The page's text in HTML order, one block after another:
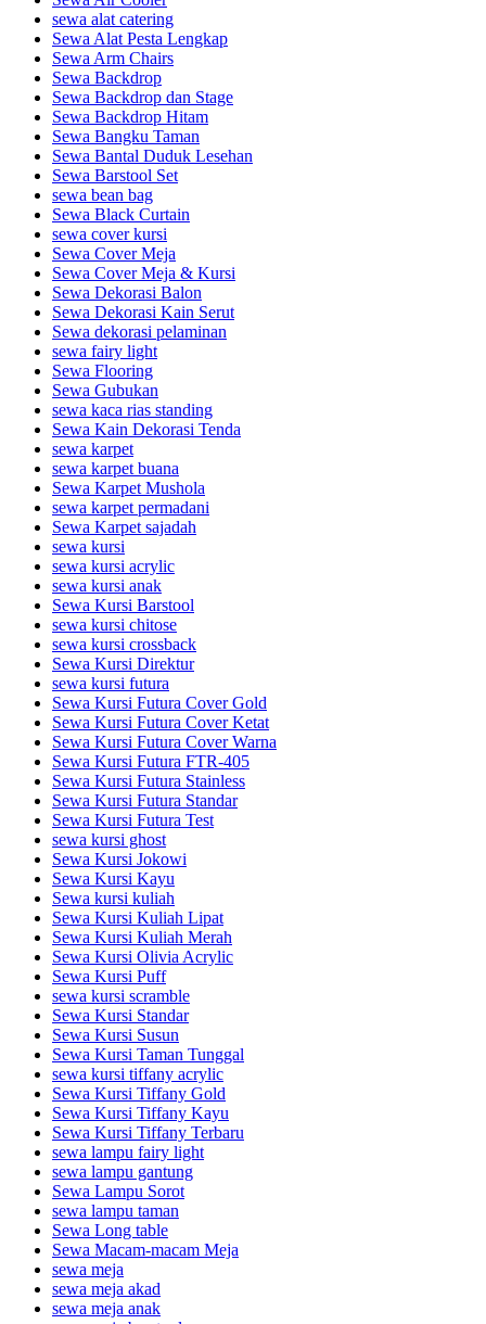
sewa alat catering
Sewa Alat Pesta Lengkap
Sewa Arm Chairs
Sewa Backdrop
Sewa Backdrop dan Stage
Sewa Backdrop Hitam
Sewa Bangku Taman
Sewa Bantal Duduk Lesehan
Sewa Barstool Set
sewa bean bag
Sewa Black Curtain
sewa cover kursi
Sewa Cover Meja
Sewa Cover Meja & Kursi
Sewa Dekorasi Balon
Sewa Dekorasi Kain Serut
Sewa dekorasi pelaminan
sewa fairy light
Sewa Flooring
Sewa Gubukan
sewa kaca rias standing
Sewa Kain Dekorasi Tenda
sewa karpet
sewa karpet buana
Sewa Karpet Mushola
sewa karpet permadani
Sewa Karpet sajadah
sewa kursi
sewa kursi acrylic
sewa kursi anak
Sewa Kursi Barstool
sewa kursi chitose
sewa kursi crossback
Sewa Kursi Direktur
sewa kursi futura
Sewa Kursi Futura Cover Gold
Sewa Kursi Futura Cover Ketat
Sewa Kursi Futura Cover Warna
Sewa Kursi Futura FTR-405
Sewa Kursi Futura Stainless
Sewa Kursi Futura Standar
Sewa Kursi Futura Test
sewa kursi ghost
Sewa Kursi Jokowi
Sewa Kursi Kayu
Sewa kursi kuliah
Sewa Kursi Kuliah Lipat
Sewa Kursi Kuliah Merah
Sewa Kursi Olivia Acrylic
Sewa Kursi Puff
sewa kursi scramble
Sewa Kursi Standar
Sewa Kursi Susun
Sewa Kursi Taman Tunggal
sewa kursi tiffany acrylic
Sewa Kursi Tiffany Gold
Sewa Kursi Tiffany Kayu
Sewa Kursi Tiffany Terbaru
sewa lampu fairy light
sewa lampu gantung
Sewa Lampu Sorot
sewa lampu taman
Sewa Long table
Sewa Macam-macam Meja
sewa meja
sewa meja akad
sewa meja anak